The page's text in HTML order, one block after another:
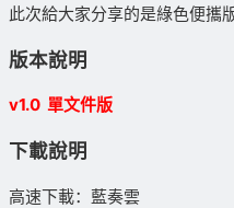
此次給大家分享的是綠色便攜
版本說明
v1.0 單文件版
下載說明
高速下載：藍奏雲